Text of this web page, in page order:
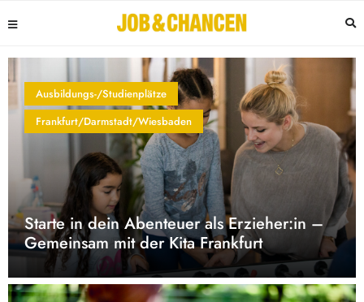
Ausbildungs-/Studienplätze
Frankfurt/Darmstadt/Wiesbaden
Starte in dein Abenteuer als Erzieher:in –
Gemeinsam mit der Kita Frankfurt